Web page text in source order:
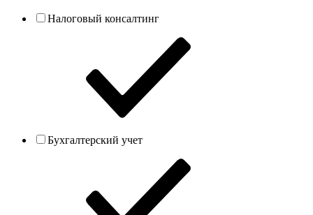
Налоговый консалтинг
Бухгалтерский учет